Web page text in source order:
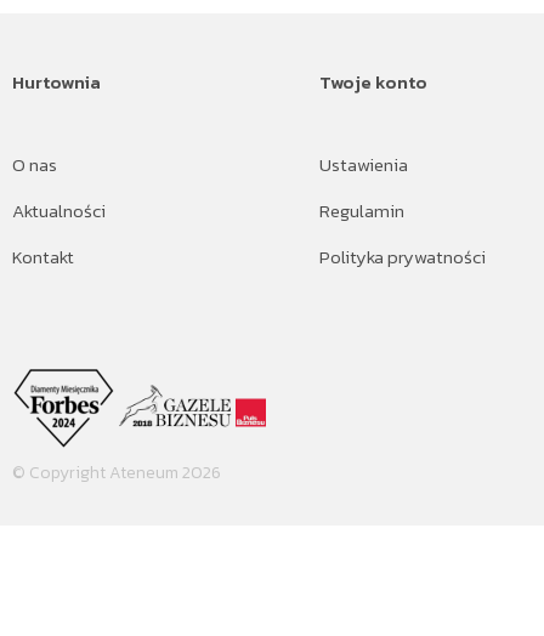
Hurtownia
O nas
Aktualności
Kontakt
Twoje konto
Ustawienia
Regulamin
Polityka prywatności
© Copyright Ateneum 2026